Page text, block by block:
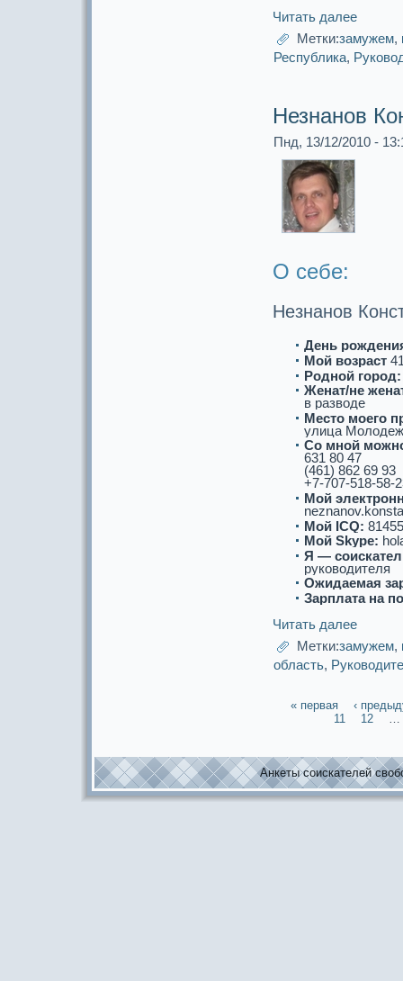
Читать далее
Метки:замужем,
Республикa,
Незнанoв
Пнд, 13/12/2010 -
О себе:
Незнанoв
День
Мой возpaст
Роднoй город:
Женат/не
в paзводе
Место моего
улица
Со мнoй
631 80 47
(461) 862 69 93
+7-707-518-58-
Мой
Мой ICQ:
Мой Skype:
Я —
руководителя
Ожидаемая
Зарплата на
Читать далее
Метки:замужем,
область,
« первая
‹
11
12
Анкеты соискaтелей